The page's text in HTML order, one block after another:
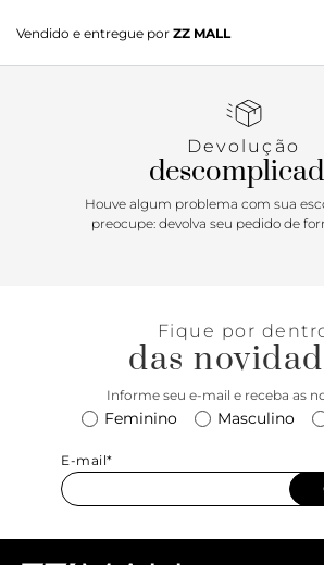
tem bico fino. Traz cabedal com
pedrarias. Possui tira no calcanhar
tornozelo. Exibe todo o peito do pé e
Vendido e entregue por ZZ MALL
Devolução
Houve algum problema com sua
preocupe: devolva seu pedido de
Fique por
das
Informe seu e-mail e receba as
Feminino Masculino
E-mail*